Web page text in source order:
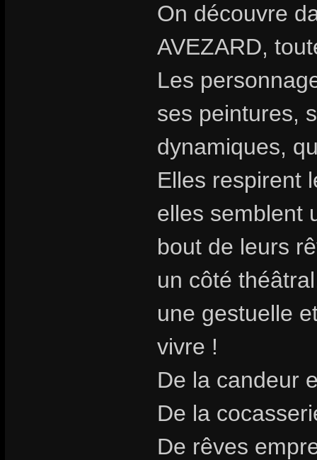
On découvre
AVEZARD,
Les
ses peintures,
dynamiques,
Elles respirent
elles semblent
bout de leurs
un côté
une gestuelle
vivre !
De la candeur
De la
De rêves